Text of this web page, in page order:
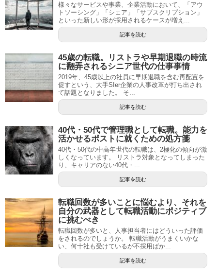
様々なサービスや事業、企業活動において、「アウ
トソーシング」「シェア」「サブスクリプション」
といった新しい形が採用されるケースが増え...
記事を読む
45歳の転職。リストラや早期退職の時流
に翻弄されるシニア世代の仕事事情
2019年、45歳以上の社員に早期退職を含む再配置を
促すという、大手SIer企業の人事改革が打ち出され
て話題となりました。 そ...
記事を読む
40代・50代で管理職として転職。能力を
活かせるポストに就くための処方箋
40代・50代の中高年世代の転職は、2極化の傾向が激
しくなっています。 リストラ対象となってしまった
り、キャリアのない40代・...
記事を読む
転職回数が多いことに悩むより、それを
自分の武器として転職活動にポジティブ
に挑むべき
転職回数が多いと、人事担当者にはどういった評価
をされるのでしょうか。 転職活動がうまくいかな
い、何十社も受けているが不採用ばか...
記事を読む